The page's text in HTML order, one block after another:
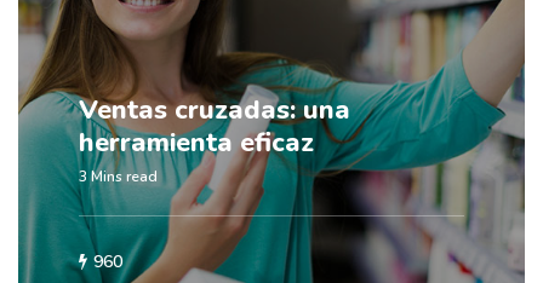
Ventas cruzadas: una
herramienta eficaz
3 Mins read
960